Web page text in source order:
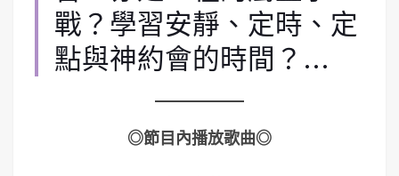
戰？學習安靜、定時、定
點與神約會的時間？…
◎節目內播放歌曲◎